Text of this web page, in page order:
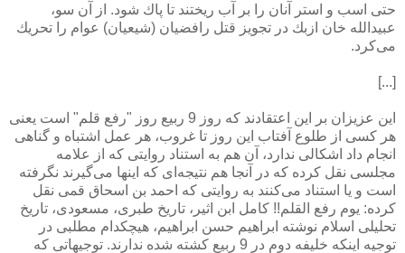
حتی اسب و استر آنان را بر آب ریختند تا پاك شود. از آن سو،
عبیدالله خان ازبك در تجویز قتل رافضیان (شیعیان) عوام را تحریك
می‌كرد.
[...]
این عزیزان بر این اعتقادند که روز 9 ربیع روز "رفع قلم" است یعنی
هر کسی از طلوع آفتاب این روز تا غروب، هر عمل اشتباه و گناهی
انجام داد اشکالی ندارد، آن هم به استناد روایتی که از علامه
مجلسی نقل کرده که در آنجا هم نتیجه‌ای که اینها می‌گیرند نگرفته
است و یا استناد می‌کنند به روایتی که احمد بن اسحاق قمی نقل
کرده: یوم رفع القلم!! کامل ابن اثیر، تاریخ طبری، مسعودی، تاریخ
تحلیلی اسلام نوشته ابراهیم حسن ابراهیم، هیچکدام مطلبی در
توجیه اینکه خلیفه دوم در 9 ربیع کشته شده ندارند. توجیهاتی که